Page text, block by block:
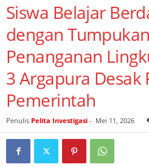
Siswa Belajar
dengan
Penanganan
3 Argapura Desak
Pemerintah
Penulis Pelita Investigasi - Mei 11, 2026